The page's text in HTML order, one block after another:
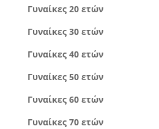
Γυναίκες 20 ετών
Γυναίκες 30 ετών
Γυναίκες 40 ετών
Γυναίκες 50 ετών
Γυναίκες 60 ετών
Γυναίκες 70 ετών